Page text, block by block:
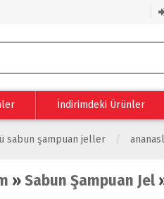
İndirimdeki Ürünler
sabun şampuan jeller
»Sabun Şampuan Jel